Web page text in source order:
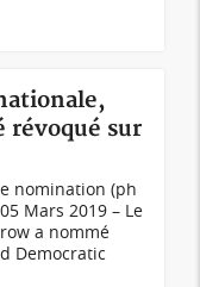
révoqué sur
nomination (ph
Mars 2019 – Le
a nommé
Democratic